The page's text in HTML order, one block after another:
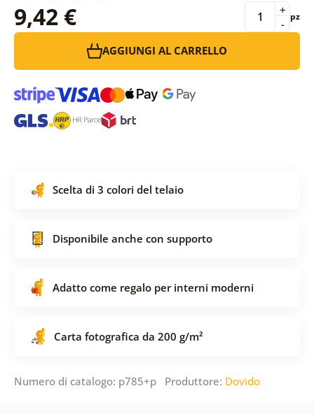
9,42 € -
+ pz
AGGIUNGI AL CARRELLO
Scelta di 3 colori del telaio
Disponibile anche con supporto
Adatto come regalo per interni moderni
Carta fotografica da 200 g/m²
Numero di catalogo: p785+p Produttore: Dovido